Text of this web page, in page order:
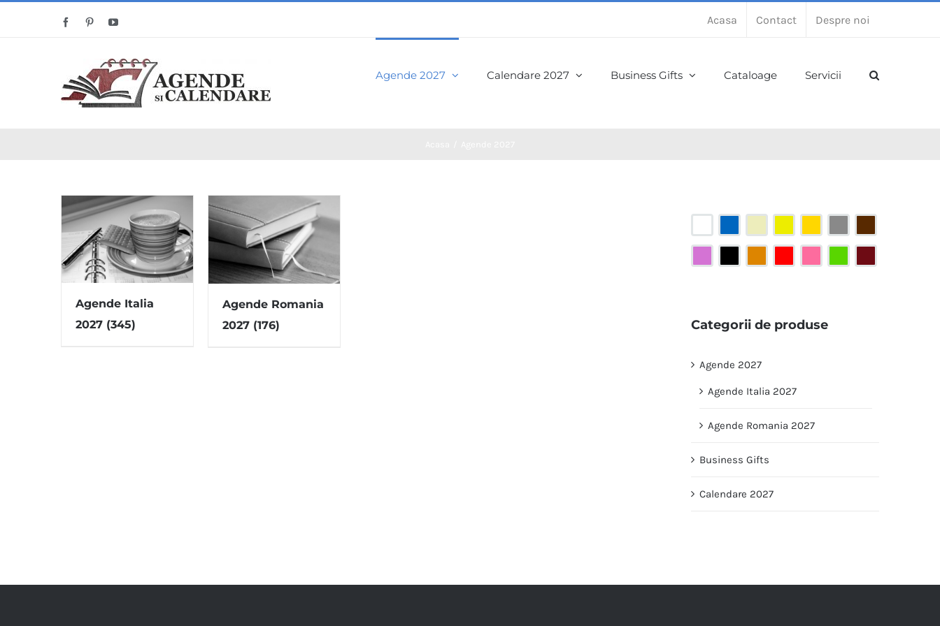
FacebookPinterestYouTube Acasa Contact Despre noi
Agende 2027 Calendare 2027 Business Gifts Cataloage Servicii
Agende Italia
2027 (345)
Agende Romania
2027 (176) Categorii de produse
Agende 2027
Agende Italia 2027
Agende Romania 2027
Business Gifts
Calendare 2027